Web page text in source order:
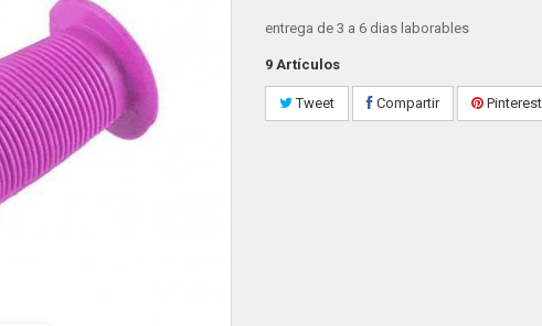
entrega de 3 a 6 dias laborables
9 Artículos
Tweet Compartir Pinterest